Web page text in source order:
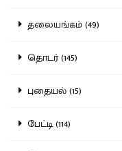
தலையங்கம் (49)
தொடர் (145)
புதையல் (15)
பேட்டி (114)